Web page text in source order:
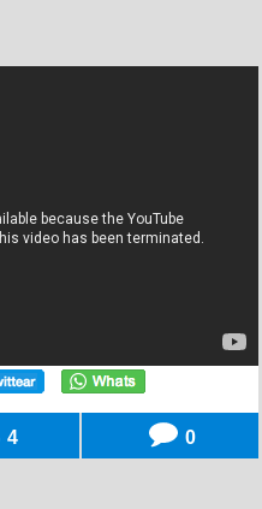
4 0